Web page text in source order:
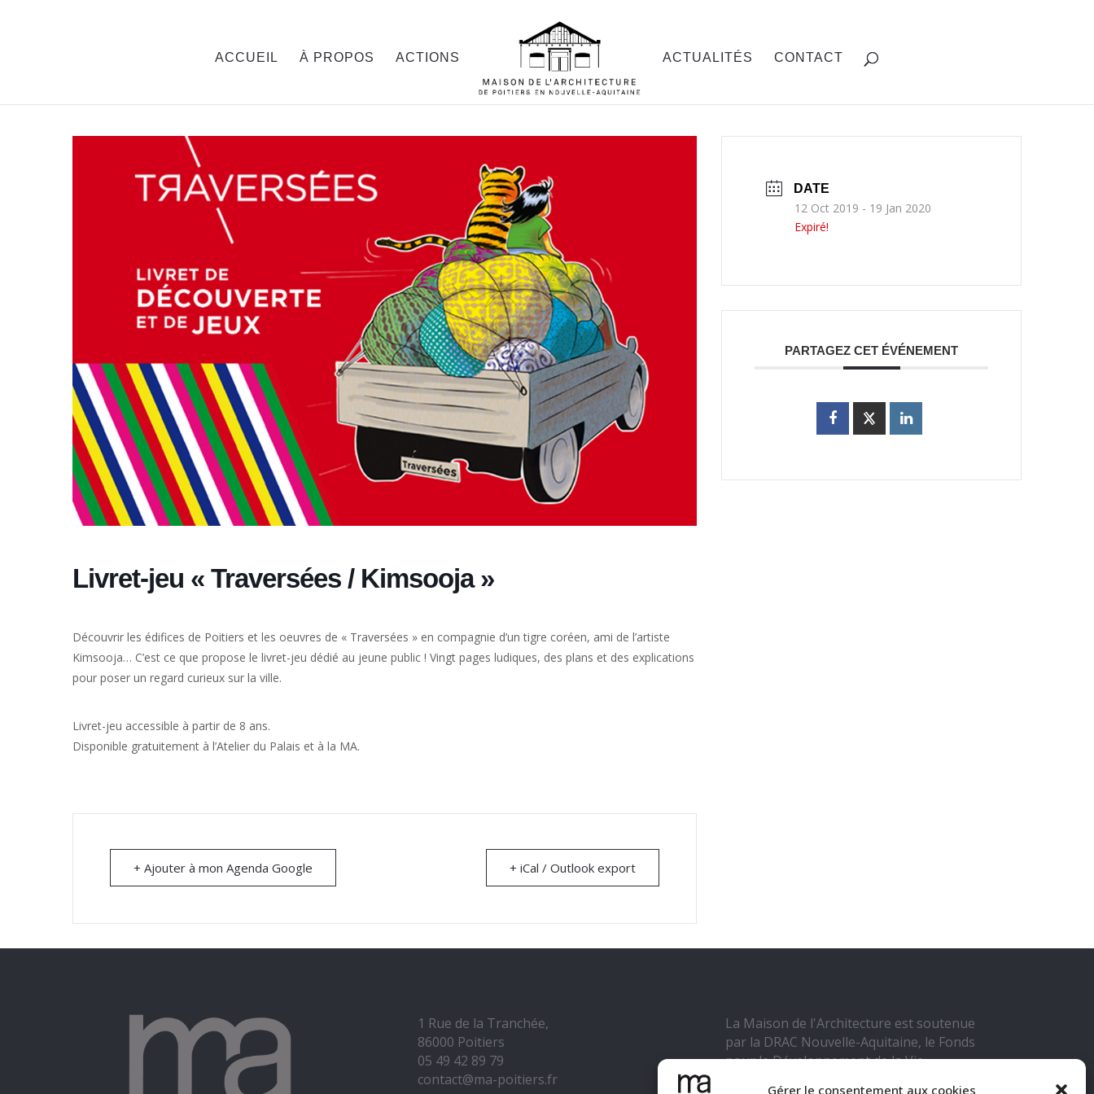
Gérer le consentement aux cookies
ACCUEIL À PROPOS ACTIONS ACTUALITÉS CONTACT
Livret-jeu « Traversées / Kimsooja »
Découvrir les édifices de Poitiers et les oeuvres de « Traversées » en compagnie d’un tigre coréen, ami de l’artiste
Kimsooja… C’est ce que propose le livret-jeu dédié au jeune public ! Vingt pages ludiques, des plans et des explications
pour poser un regard curieux sur la ville.
Livret-jeu accessible à partir de 8 ans.
Disponible gratuitement à l’Atelier du Palais et à la MA.
+ Ajouter à mon Agenda Google + iCal / Outlook export
DATE
12 Oct 2019 - 19 Jan 2020
Expiré!
PARTAGEZ CET ÉVÉNEMENT
1 Rue de la Tranchée,
86000 Poitiers
05 49 42 89 79
contact@ma-poitiers.fr
La Maison de l'Architecture est soutenue
par la DRAC Nouvelle-Aquitaine, le Fonds
pour le Développement de la Vie